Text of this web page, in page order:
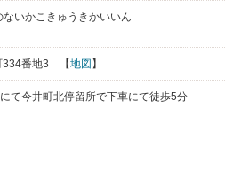
いかこきゅうきかいいん
334番地3 【地図 】
て今井町北停留所で下車にて徒歩5分